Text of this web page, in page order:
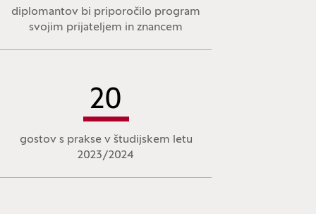
diplomantov bi priporočilo program
svojim prijateljem in znancem
20
gostov s prakse v študijskem letu
2023/2024